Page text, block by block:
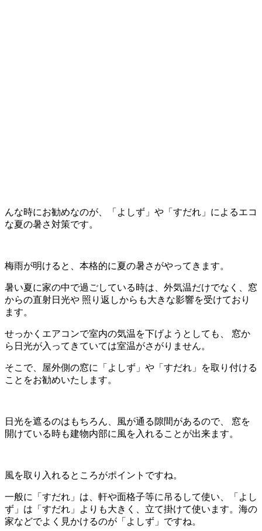
んな時にお勧めなのが、「よしず」や「すだれ」によるエコ
な夏の暑さ対策です。
梅雨が明けると、本格的に夏の暑さがやってきます。
暑い夏に家の中で過ごしている時は、外気温だけでなく、窓
からの直射日光や 照り返しからも大きな影響を受けており
ます。
せっかくエアコンで室内の気温を下げようとしても、 窓か
ら日光が入ってきていては室温がさがりません。
そこで、屋外側の窓に「よしず」や「すだれ」を取り付ける
ことをお勧めいたします。
日光を遮るのはもちろん、風が通る隙間があるので、 窓を
開けている時も建物内部に風を入れることが出来ます。
風を取り入れるところがポイントですね。
一般に「すだれ」は、軒や面格子等に吊るして使い、「よし
ず」は「すだれ」よりも大きく、立て掛けて使います。海の
家などでよく見かけるのが「よしず」ですね。